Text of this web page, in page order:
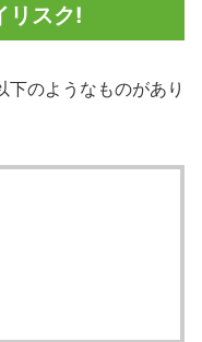
リスク!
下のようなものがあり